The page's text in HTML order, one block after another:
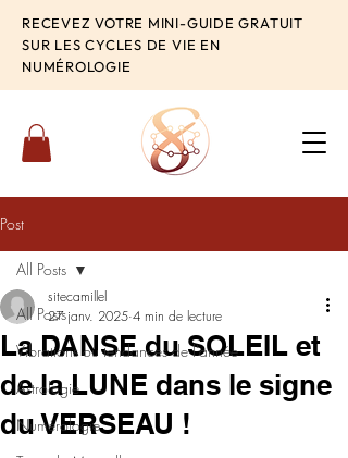
RECEVEZ VOTRE MINI-GUIDE GRATUIT
SUR LES CYCLES DE VIE EN
NUMÉROLOGIE
Post
All Posts
Vibrations ou tendances de l'année
Astrologie
Numérologie
All Posts
La DANSE du SOLEIL et
de la LUNE dans le signe
du VERSEAU !
sitecamillel
27 janv. 2025 4 min de lecture